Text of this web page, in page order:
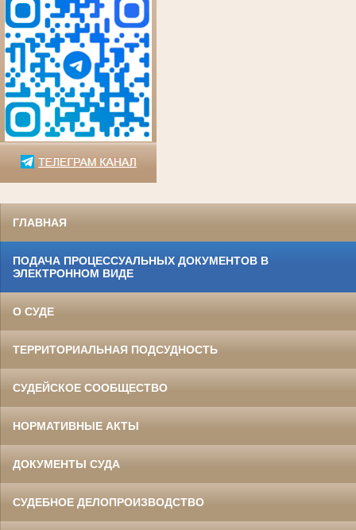
ГЛАВНАЯ
ПОДАЧА ПРОЦЕССУАЛЬНЫХ ДОКУМЕНТОВ В
ЭЛЕКТРОННОМ ВИДЕ
О СУДЕ
ТЕРРИТОРИАЛЬНАЯ ПОДСУДНОСТЬ
СУДЕЙСКОЕ СООБЩЕСТВО
НОРМАТИВНЫЕ АКТЫ
ДОКУМЕНТЫ СУДА
СУДЕБНОЕ ДЕЛОПРОИЗВОДСТВО